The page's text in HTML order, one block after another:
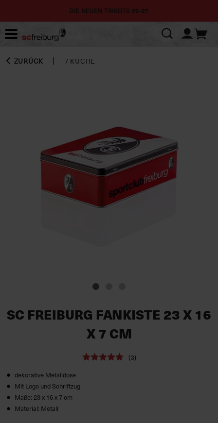
DIE NEUEN TRIKOTS 26-27
ZURÜCK / KÜCHE
SC FREIBURG FANKISTE 23 X 16
X 7 CM
(3)
dekorative Metalldose
Mit Logo und Schriftzug
Maße: 23 x 16 x 7 cm
Material: Metall